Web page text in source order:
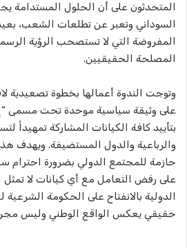
المتحدثون على أن الحلول المستدامة
السوداني وتعبر عن تطلعات الشعب،
المفروضة التي لا تستصحب الرؤية
المصلحة الحقيقيين.
​وتوجت الندوة أعمالها بخطوة تصعيدية
على وثيقة سياسية موحدة تحت مسمى
بتأييد كافة الكيانات المشاركة تمهيداً
والرباعية والدول المستضيفة. ويهدف
حازمة للمجتمع الدولي بضرورة احترام
على رفض التعامل مع أي كيانات لا
الدولية بالانفتاح على الحكومة
حقيقي يعكس الواقع الوطني وليس